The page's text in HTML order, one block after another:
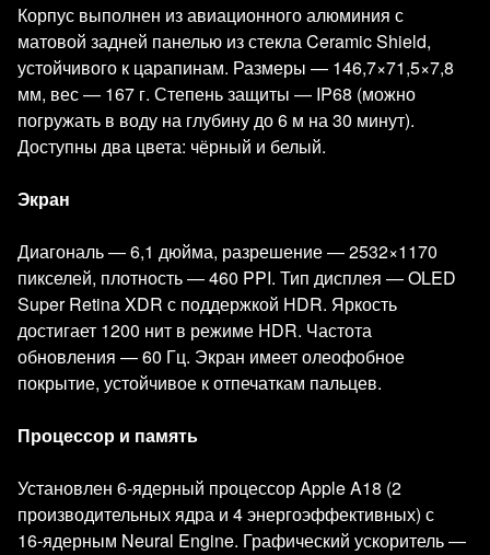
Корпус выполнен из авиационного алюминия с
матовой задней панелью из стекла Ceramic Shield,
устойчивого к царапинам. Размеры — 146,7×71,5×7,8
мм, вес — 167 г. Степень защиты — IP68 (можно
погружать в воду на глубину до 6 м на 30 минут).
Доступны два цвета: чёрный и белый.
Экран
Диагональ — 6,1 дюйма, разрешение — 2532×1170
пикселей, плотность — 460 PPI. Тип дисплея — OLED
Super Retina XDR с поддержкой HDR. Яркость
достигает 1200 нит в режиме HDR. Частота
обновления — 60 Гц. Экран имеет олеофобное
покрытие, устойчивое к отпечаткам пальцев.
Процессор и память
Установлен 6‑ядерный процессор Apple A18 (2
производительных ядра и 4 энергоэффективных) с
16‑ядерным Neural Engine. Графический ускоритель —